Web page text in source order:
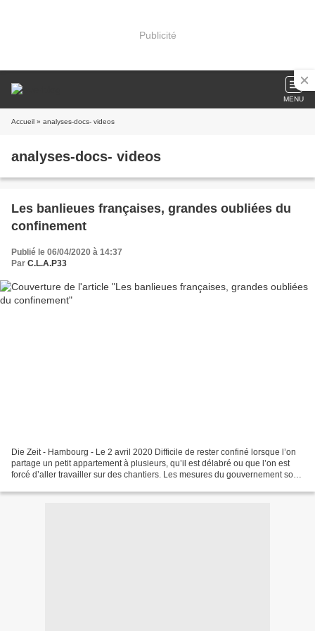
Publicité
MENU
Accueil » analyses-docs- videos
analyses-docs- videos
Les banlieues françaises, grandes oubliées du
confinement
Publié le 06/04/2020 à 14:37
Par C.L.A.P33
Die Zeit - Hambourg - Le 2 avril 2020 Difficile de rester confiné lorsque l’on
partage un petit appartement à plusieurs, qu’il est délabré ou que l’on est
forcé d’aller travailler sur des chantiers. Les mesures du gouvernement sont